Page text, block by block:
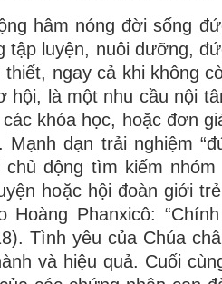
hâm nóng đời sống
luyện, nuôi dưỡng,
ngay cả khi không
là một nhu cầu nội
khóa học, hoặc đơn
dạn trải nghiệm
động tìm kiếm
hoặc hội đoàn giới
Phanxicô:
Tình yêu của Chúa
và hiệu quả. Cuối